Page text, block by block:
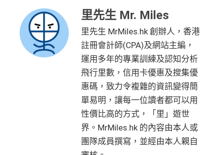
里先生 Mr. Miles
里先生 MrMiles.hk 創辦人，香港
註冊會計師(CPA)及網站主編，
運用多年的專業訓練及認知分析
飛行里數，信用卡優惠及搜集優
惠碼，致力令複雜的資訊變得簡
單易明，讓每一位讀者都可以用
性價比高的方式，「里」遊世
界。MrMiles.hk 的內容由本人或
團隊成員撰寫，並經由本人親自